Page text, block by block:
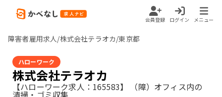
会員登録 ログイン メニュー
障害者雇用求人/株式会社テラオカ/東京都
ハローワーク
株式会社テラオカ
【ハローワーク求人：165583】 （障）オフィス内の
清掃・ゴミ収集